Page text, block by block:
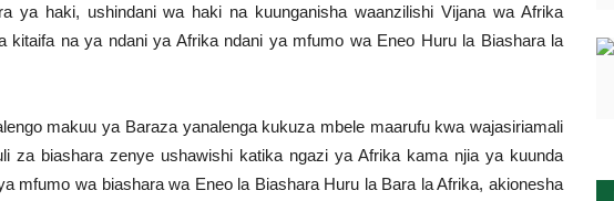
ya haki, ushindani wa haki na kuunganisha waanzilishi Vijana wa Afrika
kitaifa na ya ndani ya Afrika ndani ya mfumo wa Eneo Huru la Biashara la
makuu ya Baraza yanalenga kukuza mbele maarufu kwa wajasiriamali
za biashara zenye ushawishi katika ngazi ya Afrika kama njia ya kuunda
mfumo wa biashara wa Eneo la Biashara Huru la Bara la Afrika, akionesha